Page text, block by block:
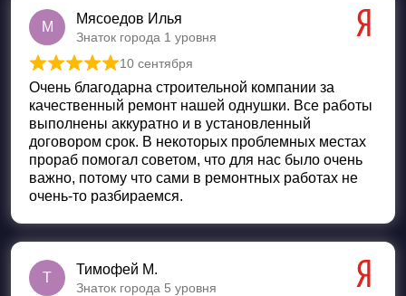
М
Мясоедов Илья
Знаток города 1 уровня
Оценка5 из 5
10 сентября
Очень благодарна строительной компании за
качественный ремонт нашей однушки. Все работы
выполнены аккуратно и в установленный
договором срок. В некоторых проблемных местах
прораб помогал советом, что для нас было очень
важно, потому что сами в ремонтных работах не
очень-то разбираемся.
Т
Тимофей М.
Знаток города 5 уровня